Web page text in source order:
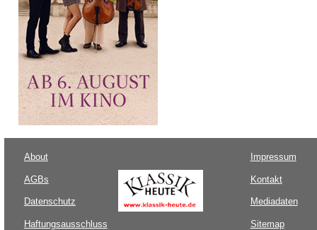
About
AGBs
Datenschutz
Haftungsausschluss
Impressum
Kontakt
Mediadaten
Sitemap